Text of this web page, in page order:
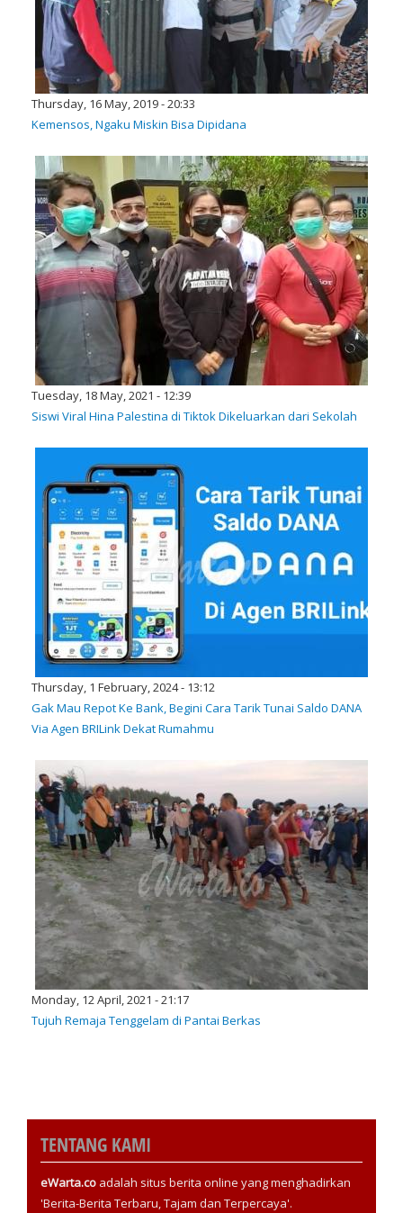
Thursday, 16 May, 2019 - 20:33
Kemensos, Ngaku Miskin Bisa Dipidana
Tuesday, 18 May, 2021 - 12:39
Siswi Viral Hina Palestina di Tiktok Dikeluarkan dari Sekolah
Thursday, 1 February, 2024 - 13:12
Gak Mau Repot Ke Bank, Begini Cara Tarik Tunai Saldo DANA
Via Agen BRILink Dekat Rumahmu
Monday, 12 April, 2021 - 21:17
Tujuh Remaja Tenggelam di Pantai Berkas
TENTANG KAMI
eWarta.co adalah situs berita online yang menghadirkan
'Berita-Berita Terbaru, Tajam dan Terpercaya'.